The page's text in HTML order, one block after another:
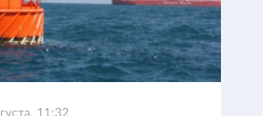
11:32